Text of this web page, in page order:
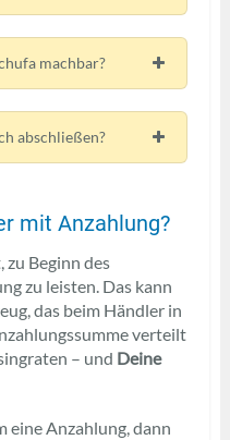
machbar?
abschließen?
mit Anzahlung?
Beginn des
zu leisten. Das kann
das beim Händler in
verteilt
– und Deine
eine Anzahlung, dann